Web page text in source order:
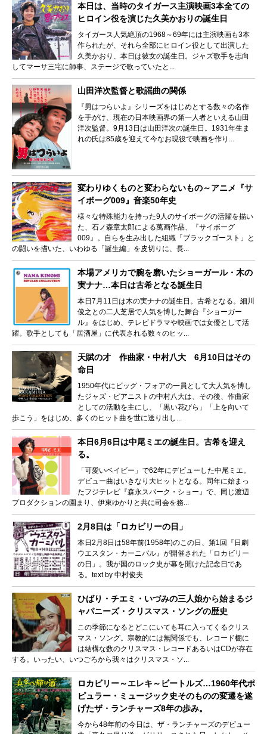
本日は、当時のタイガース主演映画3本全ての
ヒロイン役を演じた久美かおりの誕生日
タイガース人気絶頂の1968～69年には主演映画も3本
作られたが、それら全部にヒロイン役として出演した
久美かおり、本日は彼女の誕生日。ジャズ歌手を志向
してマーサ三宅に師事、ステージで歌っていたと...
山田洋次監督と歌謡曲の関係
『男はつらいよ』シリーズをはじめとする数々の名作
を手がけ、現在の日本映画界の第一人者といえる山田
洋次監督。9月13日は山田洋次の誕生日。1931年生ま
れの氏は85歳を迎えて今なお現役で映画を作り...
変わりゆくものと変わらないもの～アニメ『サ
イボーグ009』音楽50年史
様々な特殊能力を持った9人のサイボーグの活躍を描い
た、石ノ森章太郎による萬画作品、『サイボーグ
009』。自らを生み出した組織「ブラックゴースト」と
の闘いを描いた、いわゆる「誕生編」を皮切りに、長...
本場アメリカで腕を磨いたショーガール・木の
実ナナ…本日は古希となる誕生日
本日7月11日は木の実ナナの誕生日。古希となる。細川
俊之との二人芝居で人気を博した舞台『ショーガー
ル』をはじめ、テレビドラマや映画では女優として活
躍。歌手としても「居酒屋」に代表される数々のヒッ...
天賦の才 作曲家・中村八大 6月10日はその
命日
1950年代にビッグ・フォアの一員として大人気を博し
たジャズ・ピアニストの中村八大は、その後、作曲家
としての活動を主にし、「黒い花びら」「上を向いて
歩こう」をはじめ、多くのヒット曲を世に送り出し...
本日6月6日は中尾ミエの誕生日。古希を迎え
る。
「可愛いベイビー」で62年にデビューした中尾ミエ。
デビュー曲はいきなり大ヒットとなる。同年に始まっ
たフジテレビ『森永スパーク・ショー』で、同じ渡辺
プロダクションの園まり、伊東ゆかりと共に司会を務...
2月8日は「ロカビリーの日」
本日2月8日は58年前(1958年)のこの日、第1回『日劇
ウエスタン・カーニバル』が開催された「ロカビリー
の日」。我が国のロック史が幕を開けた記念日であ
る。text by 中村俊夫
ひばり・チエミ・いづみの三人娘から始まるジ
ャパニーズ・クリスマス・ソングの歴史
この季節になるとどこにいても耳に入ってくるクリス
マス・ソング。宗教的には無関係でも、レコード棚に
は結構な数のクリスマス・レコードあるいはCDが存在
する。いったい、いつごろから我々はクリスマス・ソ...
ロカビリー～エレキ～ビートルズ…1960年代ポ
ピュラー・ミュージック史そのものの変遷を遂
げたザ・ランチャーズ8年の歩み。
今から48年前の今日は、ザ・ランチャーズのデビュー